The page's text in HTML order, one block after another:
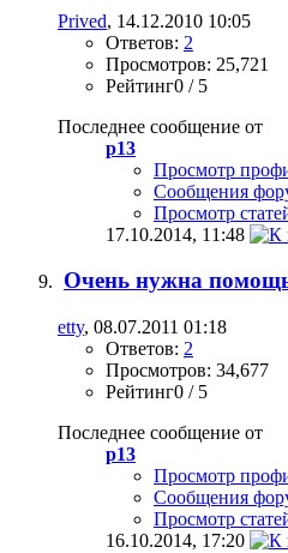
Prived, 14.12.2010 10:05
Ответов: 2
Просмотров: 25,721
Рейтинг0 / 5
Последнее сообщение от
p13
Просмотр
Сообщения
Просмотр
17.10.2014, 11:48
Очень нужна
etty, 08.07.2011 01:18
Ответов: 2
Просмотров: 34,677
Рейтинг0 / 5
Последнее сообщение от
p13
Просмотр
Сообщения
Просмотр
16.10.2014, 17:20